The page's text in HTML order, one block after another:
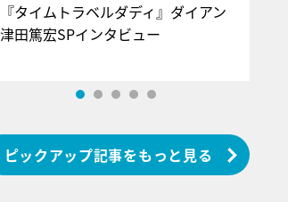
『タイムトラベルダディ』ダイアン
津田篤宏SPインタビュー
ピックアップ記事をもっと見る